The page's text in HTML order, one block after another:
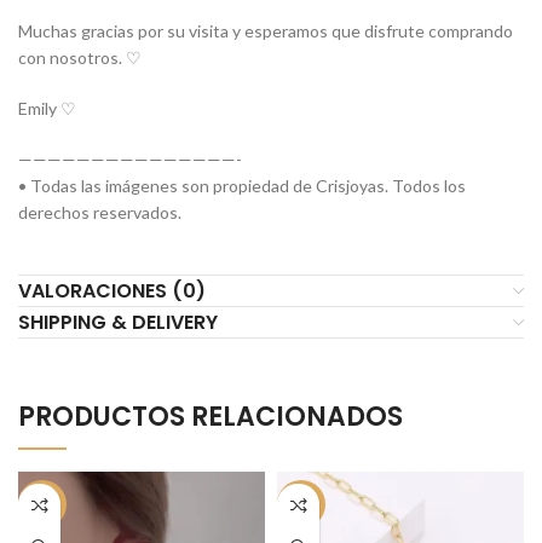
Muchas gracias por su visita y esperamos que disfrute comprando
con nosotros. ♡
Emily ♡
———————————————-
• Todas las imágenes son propiedad de Crisjoyas. Todos los
derechos reservados.
VALORACIONES (0)
SHIPPING & DELIVERY
PRODUCTOS RELACIONADOS
-50% -50%